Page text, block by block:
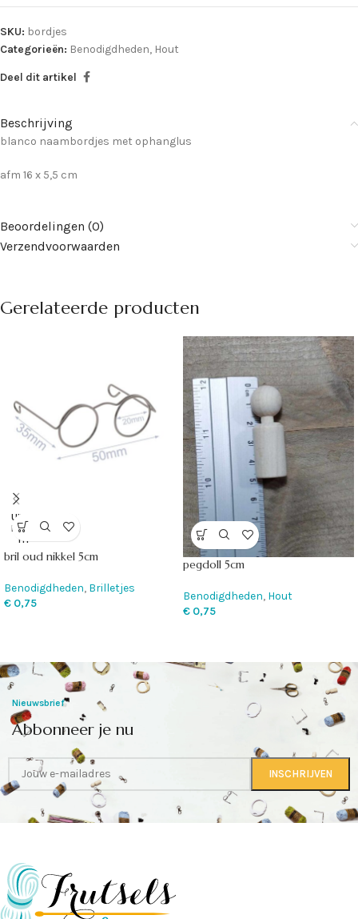
SKU: bordjes
Categorieën: Benodigdheden, Hout
Deel dit artikel
Beschrijving
blanco naambordjes met ophanglus
afm 16 x 5,5 cm
Beoordelingen (0)
Verzendvoorwaarden
Gerelateerde producten
UITVE
RKOC
HT
bril oud nikkel 5cm
Benodigdheden, Brilletjes
€ 0,75
pegdoll 5cm
Benodigdheden, Hout
€ 0,75
Nieuwsbrief
Abbonneer je nu